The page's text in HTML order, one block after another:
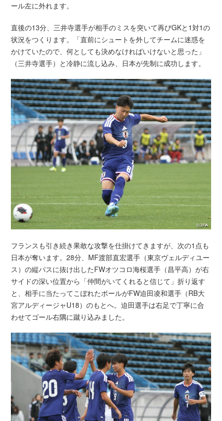
ール左に外れます。
直後の13分、三井寺選手が相手のミスを突いて再びGKと1対1の
状況をつくります。「直前にシュートを外してチームに迷惑を
かけていたので、何としても決めなければいけないと思った」
（三井寺選手）と冷静に流し込み、日本が先制に成功します。
フランスも引き続き果敢な攻撃を仕掛けてきますが、次の1点も
日本が奪います。28分、MF渡部直宏選手（東京ヴェルディユー
ス）の縦パスに抜け出したFWオツコロ海桜選手（昌平高）が右
サイドの深い位置から「仲間がいてくれると信じて」折り返す
と、相手に当たってこぼれたボールがFW迫田凌和選手（RB大
宮アルディージャU18）のもとへ。迫田選手は右足で丁寧に合
わせてゴール右隅に蹴り込みました。